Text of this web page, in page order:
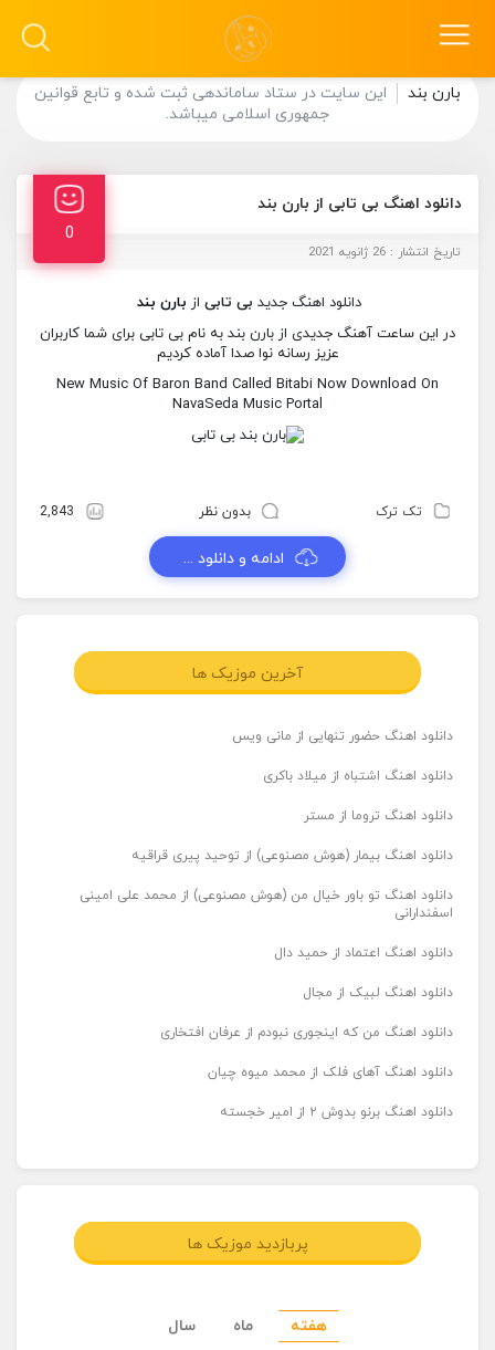
بارن بند
این سایت در ستاد ساماندهی ثبت شده و تابع قوانین
جمهوری اسلامی میباشد.
دانلود اهنگ بی تابی از بارن بند
0
تاریخ انتشار : 26 ژانویه 2021
دانلود اهنگ جدید بی تابی از بارن بند
در این ساعت آهنگ جدیدی از بارن بند به نام بی تابی برای شما کاربران
عزیز رسانه نوا صدا آماده کردیم
New Music Of Baron Band Called Bitabi Now Download On
NavaSeda Music Portal
تک ترک بدون نظر 2,843
ادامه و دانلود ...
آخرین موزیک ها
دانلود اهنگ حضور تنهایی از مانی ویس
دانلود اهنگ اشتباه از میلاد باکری
دانلود اهنگ تروما از مستر
دانلود اهنگ بیمار (هوش مصنوعی) از توحید پیری قراقیه
دانلود اهنگ تو باور خیال من (هوش مصنوعی) از محمد علی امینی
اسفندارانی
دانلود اهنگ اعتماد از حمید دال
دانلود اهنگ لبیک از مجال
دانلود اهنگ من که اینجوری نبودم از عرفان افتخاری
دانلود اهنگ آهای فلک از محمد میوه چیان
دانلود اهنگ برنو بدوش ۲ از امیر خجسته
پربازدید موزیک ها
هفته ماه سال